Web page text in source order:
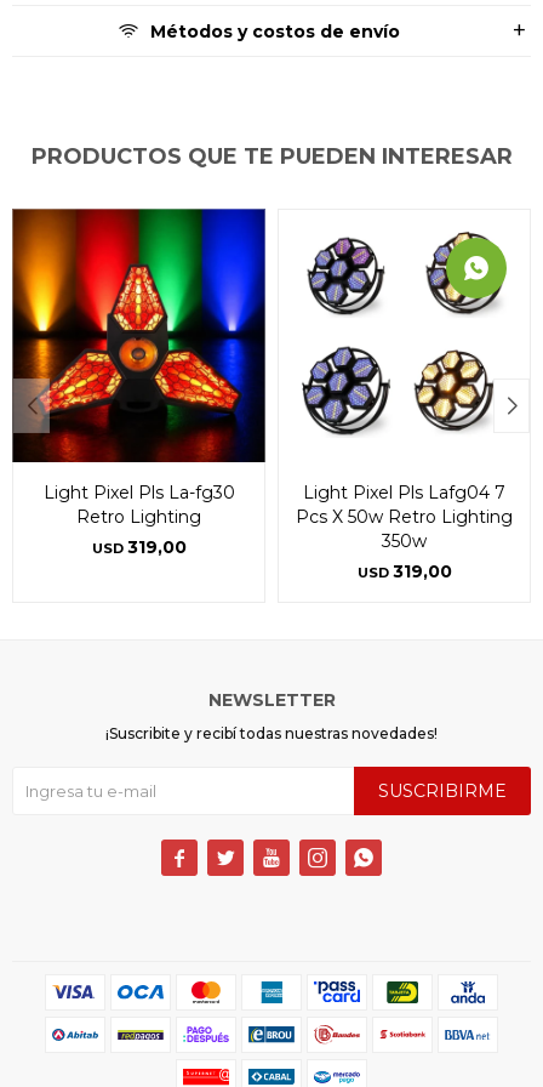
Métodos y costos de envío
PRODUCTOS QUE TE PUEDEN INTERESAR
Light Pixel Pls La-fg30
Retro Lighting
USD 319,00
Light Pixel Pls Lafg04 7
Pcs X 50w Retro Lighting
350w
USD 319,00
NEWSLETTER
¡Suscribite y recibí todas nuestras novedades!
SUSCRIBIRME
    